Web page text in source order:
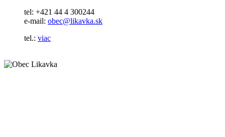
tel: +421 44 4 300244
e-mail: obec@likavka.sk
tel.: viac